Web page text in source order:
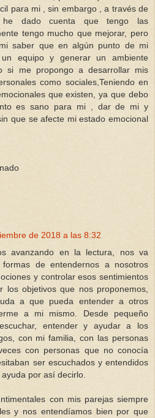
para mi , sin embargo , a través de
dado cuenta que tengo las
tengo mucho que mejorar, pero
saber que en algún punto de mi
equipo y generar un ambiente
si me propongo a desarrollar mis
como sociales,Teniendo en
que existen, ya que debo
es sano para mi , dar de mi y
que se afecte mi estado emocional
de 2018 a las 8:32
avanzando en la lectura, nos va
formas de entendernos a nosotros
y controlar esos sentimientos
los objetivos que nos proponemos,
a que pueda entender a otros
a mi mismo. Desde pequeño
entender y ayudar a los
con mi familia, con las personas
con personas que no conocía
ser escuchados y entendidos
por así decirlo.
con mis parejas siempre
y nos entendíamos bien por que